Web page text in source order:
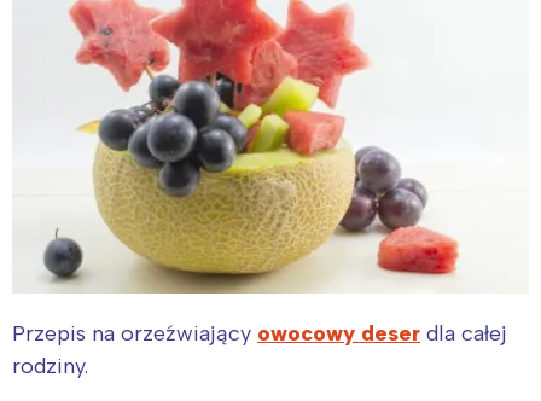
Przepis na orzeźwiający owocowy deser dla całej
rodziny.